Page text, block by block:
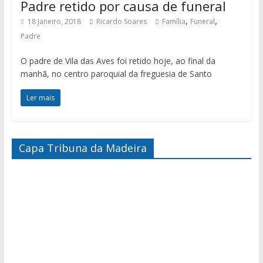
Padre retido por causa de funeral
18 Janeiro, 2018 Ricardo Soares Família, Funeral,
Padre
O padre de Vila das Aves foi retido hoje, ao final da
manhã, no centro paroquial da freguesia de Santo
Ler mais
Capa Tribuna da Madeira